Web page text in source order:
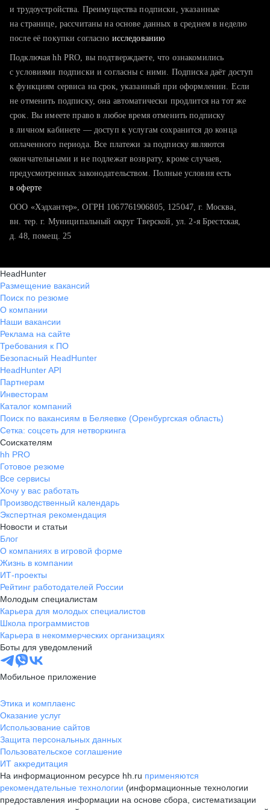
тратите много времени на поиск и вручную поднимаете
хотите сравнить себя с конкурентами и оценить шансы
и трудоустройства. Преимущества подписки, указанные
на странице, рассчитаны на основе данных в среднем в неделю
после её покупки согласно исследованию
Подключая hh PRO, вы подтверждаете, что ознакомились
с условиями подписки и согласны с ними. Подписка даёт доступ
к функциям сервиса на срок, указанный при оформлении. Если
не отменить подписку, она автоматически продлится на тот же
срок. Вы имеете право в любое время отменить подписку
в личном кабинете — доступ к услугам сохранится до конца
оплаченного периода. Все платежи за подписку являются
окончательными и не подлежат возврату, кроме случаев,
предусмотренных законодательством. Полные условия есть
в оферте
ООО «Хэдхантер», ОГРН 1067761906805, 125047, г. Москва,
вн. тер. г. Муниципальный округ Тверской, ул. 2-я Брестская,
д. 48, помещ. 25
HeadHunter
Размещение вакансий
Поиск по резюме
О компании
Наши вакансии
Реклама на сайте
Требования к ПО
Безопасный HeadHunter
HeadHunter API
Партнерам
Инвесторам
Каталог компаний
Поиск по вакансиям в Беляевке (Оренбургская область)
Сетка: соцсеть для нетворкинга
Соискателям
hh PRO
Готовое резюме
Все сервисы
Хочу у вас работать
Производственный календарь
Экспертная рекомендация
Новости и статьи
Блог
О компаниях в игровой форме
Жизнь в компании
ИТ-проекты
Рейтинг работодателей России
Молодым специалистам
Карьера для молодых специалистов
Школа программистов
Карьера в некоммерческих организациях
Боты для уведомлений
Мобильное приложение
Этика и комплаенс
Оказание услуг
Использование сайтов
Защита персональных данных
Пользовательское соглашение
ИТ аккредитация
На информационном ресурсе hh.ru применяются
рекомендательные технологии (информационные технологии
предоставления информации на основе сбора, систематизации